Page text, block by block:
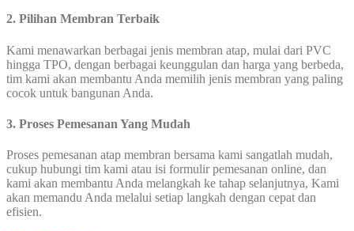
2. Pilihan Membran Terbaik
Kami menawarkan berbagai jenis membran atap, mulai dari PVC
hingga TPO, dengan berbagai keunggulan dan harga yang berbeda,
tim kami akan membantu Anda memilih jenis membran yang paling
cocok untuk bangunan Anda.
3. Proses Pemesanan Yang Mudah
Proses pemesanan atap membran bersama kami sangatlah mudah,
cukup hubungi tim kami atau isi formulir pemesanan online, dan
kami akan membantu Anda melangkah ke tahap selanjutnya, Kami
akan memandu Anda melalui setiap langkah dengan cepat dan
efisien.